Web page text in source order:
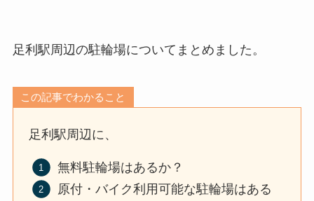
足利駅周辺の駐輪場についてまとめました。
この記事でわかること
足利駅周辺に、
無料駐輪場はあるか？
原付・バイク利用可能な駐輪場はある